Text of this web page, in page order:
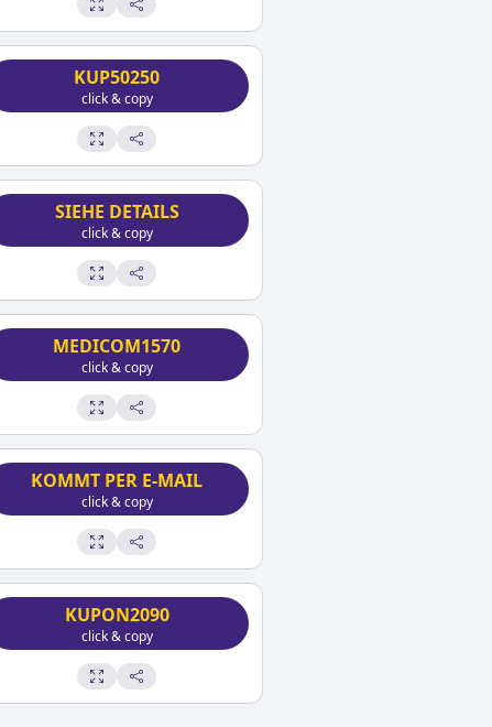
KUP50250
click & copy
SIEHE DETAILS
click & copy
MEDICOM1570
click & copy
KOMMT PER E-MAIL
click & copy
KUPON2090
click & copy